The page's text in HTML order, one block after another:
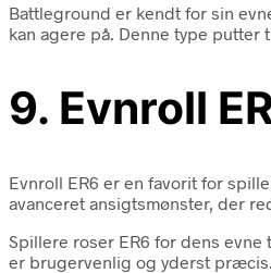
Battleground er kendt for sin
kan agere på. Denne type
9. Evnroll
Evnroll ER6 er en favorit for
avanceret ansigtsmønster, der
Spillere roser ER6 for dens
er brugervenlig og yderst præcis.